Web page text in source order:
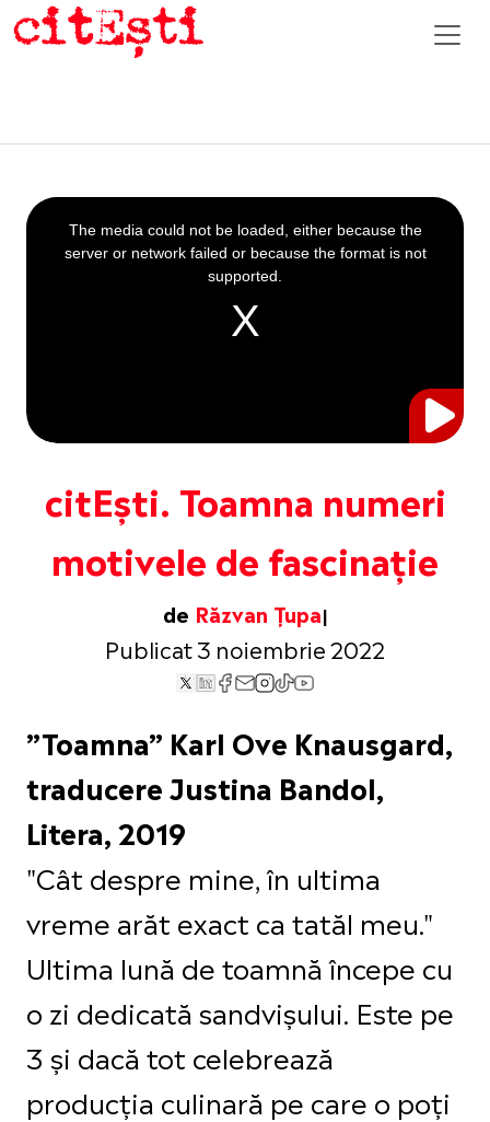
citEști. Toamna numeri
motivele de fascinație
de Răzvan Țupa
Publicat 3 noiembrie 2022
This
is
a
The media could not be loaded, either because the
server or network failed or because the format is not
supported.
”Toamna” Karl Ove Knausgard,
traducere Justina Bandol,
Litera, 2019
"Cât despre mine, în ultima
vreme arăt exact ca tatăl meu."
Ultima lună de toamnă începe cu
o zi dedicată sandvișului. Este pe
3 și dacă tot celebrează
producția culinară pe care o poți